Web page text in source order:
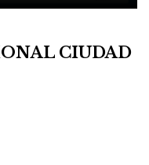
CIUDAD